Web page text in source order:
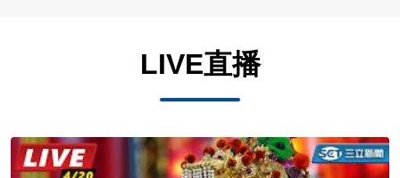
LIVE直播